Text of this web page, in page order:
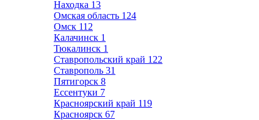
Находка 13
Омская область 124
Омск 112
Калачинск 1
Тюкалинск 1
Ставропольский край 122
Ставрополь 31
Пятигорск 8
Ессентуки 7
Красноярский край 119
Красноярск 67